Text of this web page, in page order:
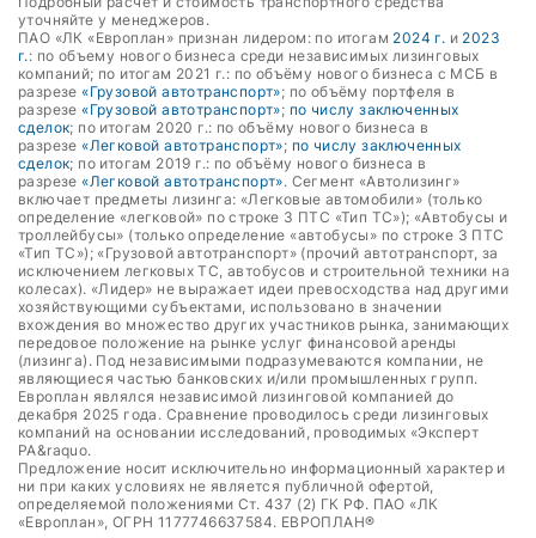
уточняйте у менеджеров.
ПАО «ЛК «Европлан» признан лидером: по итогам 2024 г. и 2023
г.: по объему нового бизнеса среди независимых лизинговых
компаний; по итогам 2021 г.: по объёму нового бизнеса с МСБ в
разрезе «Грузовой автотранспорт»; по объёму портфеля в
разрезе «Грузовой автотранспорт»; по числу заключенных
сделок; по итогам 2020 г.: по объёму нового бизнеса в
разрезе «Легковой автотранспорт»; по числу заключенных
сделок; по итогам 2019 г.: по объёму нового бизнеса в
разрезе «Легковой автотранспорт». Сегмент «Автолизинг»
включает предметы лизинга: «Легковые автомобили» (только
определение «легковой» по строке 3 ПТС «Тип ТС»); «Автобусы и
троллейбусы» (только определение «автобусы» по строке 3 ПТС
«Тип ТС»); «Грузовой автотранспорт» (прочий автотранспорт, за
исключением легковых ТС, автобусов и строительной техники на
колесах). «Лидер» не выражает идеи превосходства над другими
хозяйствующими субъектами, использовано в значении
вхождения во множество других участников рынка, занимающих
передовое положение на рынке услуг финансовой аренды
(лизинга). Под независимыми подразумеваются компании, не
являющиеся частью банковских и/или промышленных групп.
Европлан являлся независимой лизинговой компанией до
декабря 2025 года. Сравнение проводилось среди лизинговых
компаний на основании исследований, проводимых «Эксперт
РА&raquo.
Предложение носит исключительно информационный характер и
ни при каких условиях не является публичной офертой,
определяемой положениями Ст. 437 (2) ГК РФ. ПАО «ЛК
«Европлан», ОГРН 1177746637584. ЕВРОПЛАН®